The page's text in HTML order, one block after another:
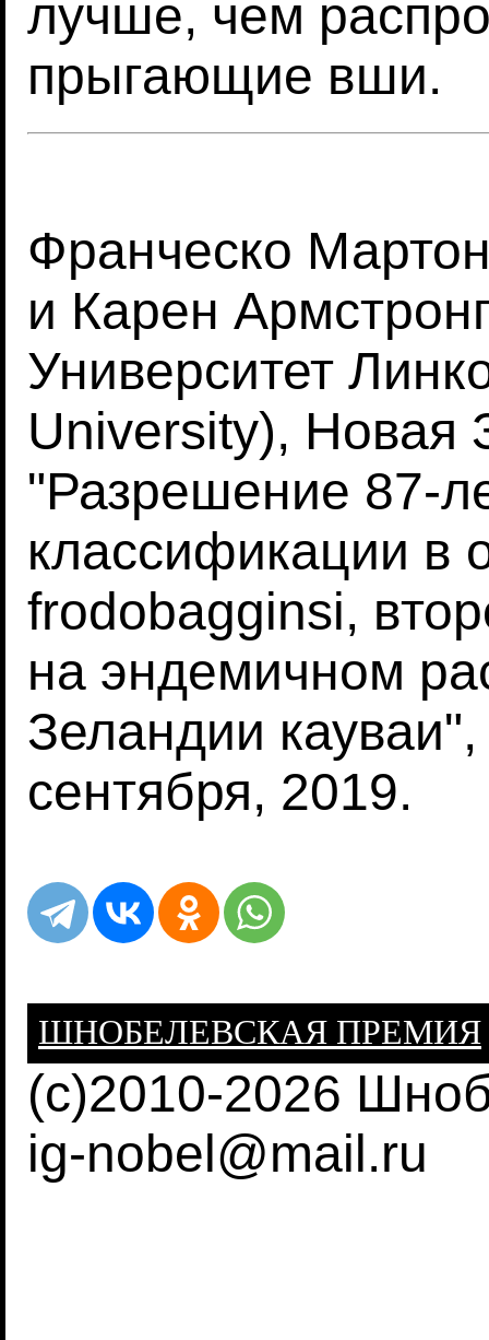
лучше, чем
прыгающие вши.
Франческо
и Карен
Университет
University), Новая
"Разрешение 87-
классификации в
frodobagginsi,
на эндемичном
Зеландии
сентября, 2019.
ШНОБЕЛЕВСКАЯ ПРЕМИЯ
(c)2010-2026
ig-nobel@mail.ru